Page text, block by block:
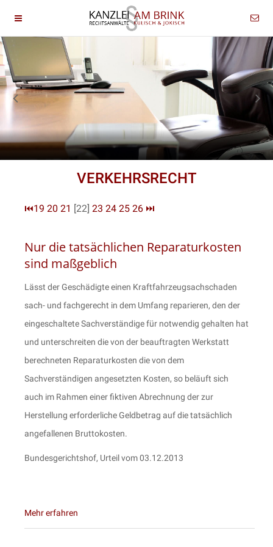
VERKEHRSRECHT
⏮19 20 21 [22] 23 24 25 26 ⏭
Nur die tatsächlichen Reparaturkosten
sind maßgeblich
Lässt der Geschädigte einen Kraftfahrzeugsachschaden
sach- und fachgerecht in dem Umfang reparieren, den der
eingeschaltete Sachverständige für notwendig gehalten hat
und unterschreiten die von der beauftragten Werkstatt
berechneten Reparaturkosten die von dem
Sachverständigen angesetzten Kosten, so beläuft sich
auch im Rahmen einer fiktiven Abrechnung der zur
Herstellung erforderliche Geldbetrag auf die tatsächlich
angefallenen Bruttokosten.
Bundesgerichtshof, Urteil vom 03.12.2013
Mehr erfahren